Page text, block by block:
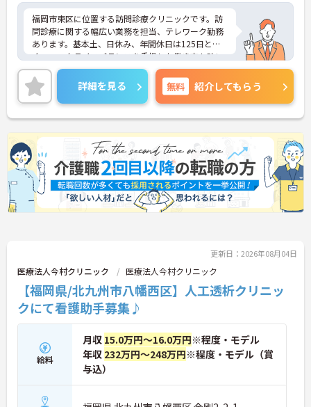
福岡市東区に位置する訪問診療クリニックです。訪
問診療に関する幅広い業務を担当、テレワーク勤務
あります。基本土、日休み、年間休日は125日と多
く、ワークライフバランスを重視した働き方も叶い
ます。ご興味のある方には、面接対策ポイントな
ど、さらに詳細をお話しいたしますのでお気軽にご
相談ください！
詳細を見る 無料 紹介してもらう
更新日：2026年08月04日
医療法人今村クリニック 医療法人今村クリニック
【福岡県/北九州市八幡西区】人工透析クリニッ
クにて看護助手募集♪
給料
月収 15.0万円～16.0万円※程度・モデル
年収 232万円～248万円※程度・モデル（賞
与込）